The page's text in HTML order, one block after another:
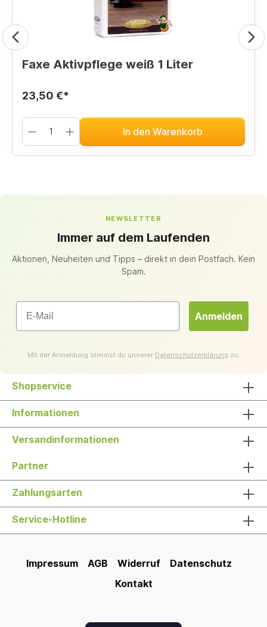
Faxe Aktivpflege weiß 1 Liter
23,50 €*
In den Warenkorb
NEWSLETTER
Immer auf dem Laufenden
Aktionen, Neuheiten und Tipps – direkt in dein Postfach. Kein
Spam.
Email
Anmelden
Mit der Anmeldung stimmst du unserer Datenschutzerklärung zu.
Shopservice
Informationen
Versandinformationen
Partner
Zahlungsarten
Service-Hotline
Impressum AGB Widerruf
Datenschutz
Kontakt